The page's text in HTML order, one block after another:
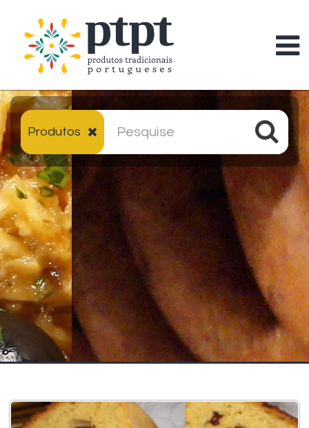
Produtos